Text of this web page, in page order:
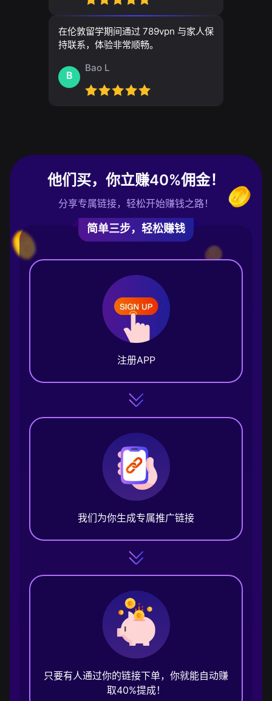
在伦敦留学期间通过 789vpn 与家人保
持联系，体验非常顺畅。
B
Bao L
他们买，你立赚40%佣金！
分享专属链接，轻松开始赚钱之路！
简单三步，轻松赚钱
注册APP
我们为你生成专属推广链接
只要有人通过你的链接下单，你就能自动赚
取40%提成！